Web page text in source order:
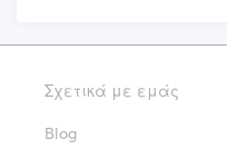
Σχετικά με εμάς
Blog